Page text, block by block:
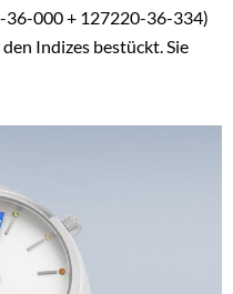
36-000 + 127220-36-334)
Indizes bestückt. Sie